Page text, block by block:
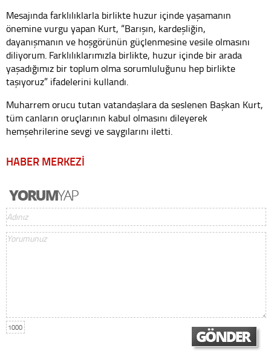
Mesajında farklılıklarla birlikte huzur içinde yaşamanın
önemine vurgu yapan Kurt, “Barışın, kardeşliğin,
dayanışmanın ve hoşgörünün güçlenmesine vesile olmasını
diliyorum. Farklılıklarımızla birlikte, huzur içinde bir arada
yaşadığımız bir toplum olma sorumluluğunu hep birlikte
taşıyoruz” ifadelerini kullandı.
Muharrem orucu tutan vatandaşlara da seslenen Başkan Kurt,
tüm canların oruçlarının kabul olmasını dileyerek
hemşehrilerine sevgi ve saygılarını iletti.
HABER MERKEZİ
1000